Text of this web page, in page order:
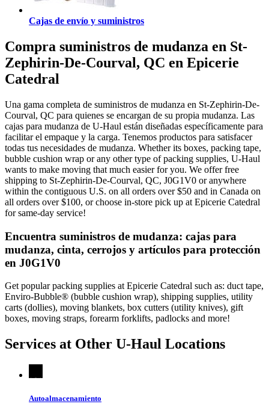
Cajas de envío y suministros
Compra suministros de mudanza en St-
Zephirin-De-Courval, QC en Epicerie
Catedral
Una gama completa de suministros de mudanza en St-Zephirin-De-
Courval, QC para quienes se encargan de su propia mudanza. Las
cajas para mudanza de U-Haul están diseñadas específicamente para
facilitar el empaque y la carga. Tenemos productos para satisfacer
todas tus necesidades de mudanza. Whether its boxes, packing tape,
bubble cushion wrap or any other type of packing supplies, U-Haul
wants to make moving that much easier for you. We offer free
shipping to St-Zephirin-De-Courval, QC, J0G1V0 or anywhere
within the contiguous U.S. on all orders over $50 and in Canada on
all orders over $100, or choose in-store pick up at Epicerie Catedral
for same-day service!
Encuentra suministros de mudanza: cajas para
mudanza, cinta, cerrojos y artículos para protección
en J0G1V0
Get popular packing supplies at Epicerie Catedral such as: duct tape,
Enviro-Bubble® (bubble cushion wrap), shipping supplies, utility
carts (dollies), moving blankets, box cutters (utility knives), gift
boxes, moving straps, forearm forklifts, padlocks and more!
Services at Other U-Haul Locations
Autoalmacenamiento